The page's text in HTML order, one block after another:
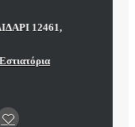
12461,
Εστιατόρια